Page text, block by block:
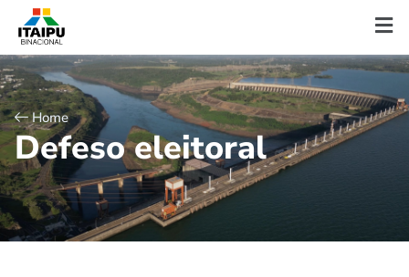
Home
Defeso eleitoral